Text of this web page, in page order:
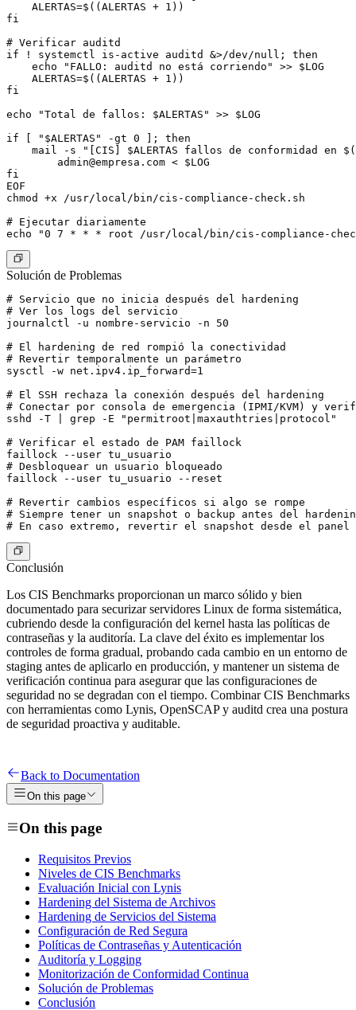
    ALERTAS=$((ALERTAS + 1))
fi
# Verificar auditd
if ! systemctl is-active auditd &>/dev/null; then
    echo "FALLO: auditd no está corriendo" >> $LOG
    ALERTAS=$((ALERTAS + 1))
fi
echo "Total de fallos: $ALERTAS" >> $LOG
if [ "$ALERTAS" -gt 0 ]; then
mail -s "[CIS] $ALERTAS fallos de conformidad en
admin@empresa.com < $LOG
fi
EOF
chmod +x /usr/local/bin/cis-compliance-check.sh
# Ejecutar diariamente
Solución de Problemas
# Servicio que no inicia después del hardening
# Ver los logs del servicio
journalctl -u nombre-servicio -n 50
# El hardening de red rompió la conectividad
# Revertir temporalmente un parámetro
sysctl -w net.ipv4.ip_forward=1
# El SSH rechaza la conexión después del hardening
# Conectar por consola de emergencia (IPMI/KVM) y
sshd -T | grep -E "permitroot|maxauthtries|protocol"
# Verificar el estado de PAM faillock
faillock --user tu_usuario
# Desbloquear un usuario bloqueado
faillock --user tu_usuario --reset
# Revertir cambios específicos si algo se rompe
# Siempre tener un snapshot o backup antes del
Conclusión
Los CIS Benchmarks proporcionan un marco sólido y bien
documentado para securizar servidores Linux de forma sistemática,
cubriendo desde la configuración del kernel hasta las políticas de
contraseñas y la auditoría. La clave del éxito es implementar los
controles de forma gradual, probando cada cambio en un entorno de
staging antes de aplicarlo en producción, y mantener un sistema de
verificación continua para asegurar que las configuraciones de
seguridad no se degradan con el tiempo. Combinar CIS Benchmarks
con herramientas como Lynis, OpenSCAP y auditd crea una postura
de seguridad proactiva y auditable.
Back to Documentation
On this page
On this page
Requisitos Previos
Niveles de CIS Benchmarks
Evaluación Inicial con Lynis
Hardening del Sistema de Archivos
Hardening de Servicios del Sistema
Configuración de Red Segura
Políticas de Contraseñas y Autenticación
Auditoría y Logging
Monitorización de Conformidad Continua
Solución de Problemas
Conclusión